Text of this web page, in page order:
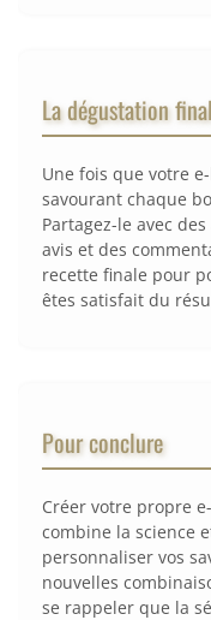
La dégustation
Une fois que votre
savourant chaque
Partagez-le avec
avis et des
recette finale pour
êtes satisfait du
Pour conclure
Créer votre propre
combine la science
personnaliser vos
nouvelles
se rappeler que la